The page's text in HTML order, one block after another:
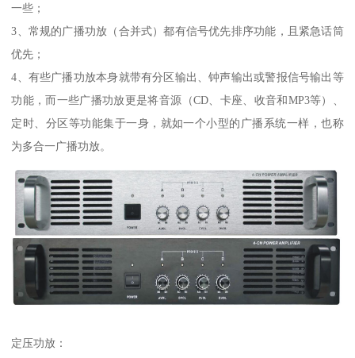
一些；
3、常规的广播功放（合并式）都有信号优先排序功能，且紧急话筒
优先；
4、有些广播功放本身就带有分区输出、钟声输出或警报信号输出等
功能，而一些广播功放更是将音源（CD、卡座、收音和MP3等）、
定时、分区等功能集于一身，就如一个小型的广播系统一样，也称
为多合一广播功放。
定压功放：